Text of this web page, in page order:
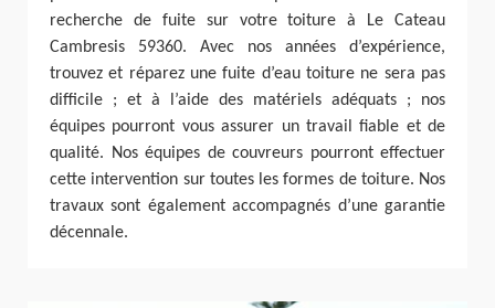
recherche de fuite sur votre toiture à Le Cateau
Cambresis 59360. Avec nos années d’expérience,
trouvez et réparez une fuite d’eau toiture ne sera pas
difficile ; et à l’aide des matériels adéquats ; nos
équipes pourront vous assurer un travail fiable et de
qualité. Nos équipes de couvreurs pourront effectuer
cette intervention sur toutes les formes de toiture. Nos
travaux sont également accompagnés d’une garantie
décennale.